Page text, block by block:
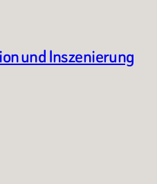
und Inszenierung